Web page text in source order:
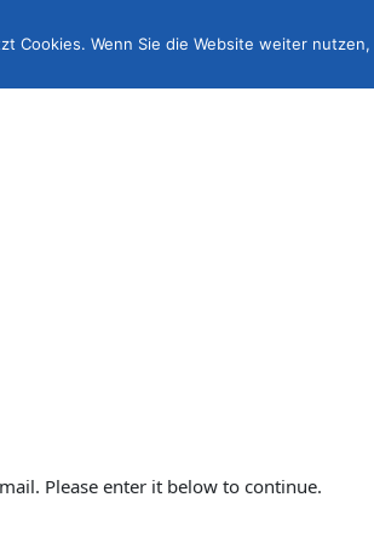
Please enter it below to continue.
Cookies. Wenn Sie die Website weiter